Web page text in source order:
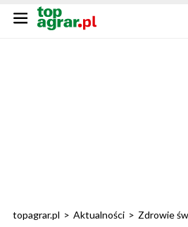
topagrar.pl > Aktualności > Zdrowie